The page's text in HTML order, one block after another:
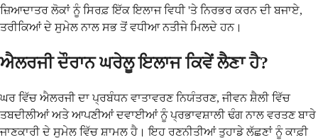
ਜ਼ਿਆਦਾਤਰ ਲੋਕਾਂ ਨੂੰ ਸਿਰਫ਼ ਇੱਕ ਇਲਾਜ ਵਿਧੀ 'ਤੇ ਨਿਰਭਰ ਕਰਨ ਦੀ ਬਜਾਏ,
ਤਰੀਕਿਆਂ ਦੇ ਸੁਮੇਲ ਨਾਲ ਸਭ ਤੋਂ ਵਧੀਆ ਨਤੀਜੇ ਮਿਲਦੇ ਹਨ।
ਐਲਰਜੀ ਦੌਰਾਨ ਘਰੇਲੂ ਇਲਾਜ ਕਿਵੇਂ ਲੈਣਾ ਹੈ?
ਘਰ ਵਿੱਚ ਐਲਰਜੀ ਦਾ ਪ੍ਰਬੰਧਨ ਵਾਤਾਵਰਣ ਨਿਯੰਤਰਣ, ਜੀਵਨ ਸ਼ੈਲੀ ਵਿੱਚ
ਤਬਦੀਲੀਆਂ ਅਤੇ ਆਪਣੀਆਂ ਦਵਾਈਆਂ ਨੂੰ ਪ੍ਰਭਾਵਸ਼ਾਲੀ ਢੰਗ ਨਾਲ ਵਰਤਣ ਬਾਰੇ
ਜਾਣਕਾਰੀ ਦੇ ਸੁਮੇਲ ਵਿੱਚ ਸ਼ਾਮਲ ਹੈ। ਇਹ ਰਣਨੀਤੀਆਂ ਤੁਹਾਡੇ ਲੱਛਣਾਂ ਨੂੰ ਕਾਫ਼ੀ